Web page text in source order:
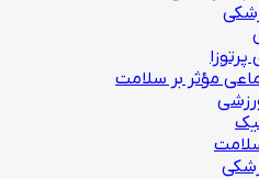
مؤثر بر سلامت